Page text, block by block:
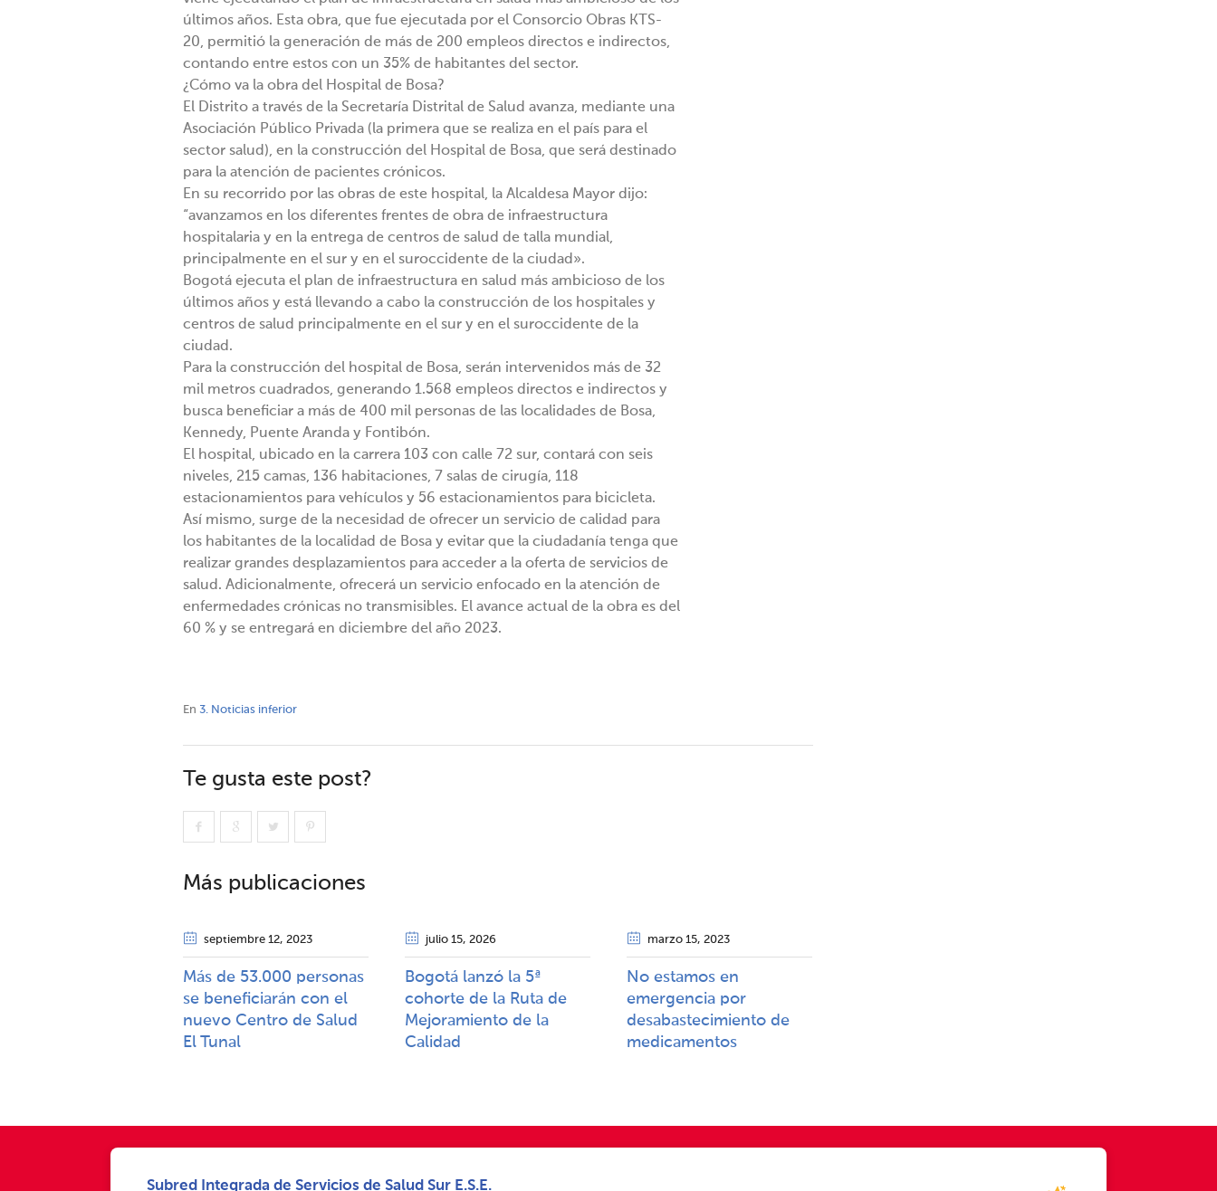
últimos años. Esta obra, que fue ejecutada por el Consorcio Obras KTS-
20, permitió la generación de más de 200 empleos directos e indirectos,
contando entre estos con un 35% de habitantes del sector.
¿Cómo va la obra del Hospital de Bosa?
El Distrito a través de la Secretaría Distrital de Salud avanza, mediante una
Asociación Público Privada (la primera que se realiza en el país para el
sector salud), en la construcción del Hospital de Bosa, que será destinado
para la atención de pacientes crónicos.
En su recorrido por las obras de este hospital, la Alcaldesa Mayor dijo:
“avanzamos en los diferentes frentes de obra de infraestructura
hospitalaria y en la entrega de centros de salud de talla mundial,
principalmente en el sur y en el suroccidente de la ciudad».
Bogotá ejecuta el plan de infraestructura en salud más ambicioso de los
últimos años y está llevando a cabo la construcción de los hospitales y
centros de salud principalmente en el sur y en el suroccidente de la
ciudad.
Para la construcción del hospital de Bosa, serán intervenidos más de 32
mil metros cuadrados, generando 1.568 empleos directos e indirectos y
busca beneficiar a más de 400 mil personas de las localidades de Bosa,
Kennedy, Puente Aranda y Fontibón.
El hospital, ubicado en la carrera 103 con calle 72 sur, contará con seis
niveles, 215 camas, 136 habitaciones, 7 salas de cirugía, 118
estacionamientos para vehículos y 56 estacionamientos para bicicleta.
Así mismo, surge de la necesidad de ofrecer un servicio de calidad para
los habitantes de la localidad de Bosa y evitar que la ciudadanía tenga que
realizar grandes desplazamientos para acceder a la oferta de servicios de
salud. Adicionalmente, ofrecerá un servicio enfocado en la atención de
enfermedades crónicas no transmisibles. El avance actual de la obra es del
60 % y se entregará en diciembre del año 2023.
En 3. Noticias inferior
Te gusta este post?
Más publicaciones
septiembre 12, 2023
Más de 53.000 personas
se beneficiarán con el
nuevo Centro de Salud
El Tunal
julio 15, 2026
Bogotá lanzó la 5ª
cohorte de la Ruta de
Mejoramiento de la
Calidad​​
marzo 15, 2023
No estamos en
emergencia por
desabastecimiento de
medicamentos
Subred Integrada de Servicios de Salud Sur E.S.E.